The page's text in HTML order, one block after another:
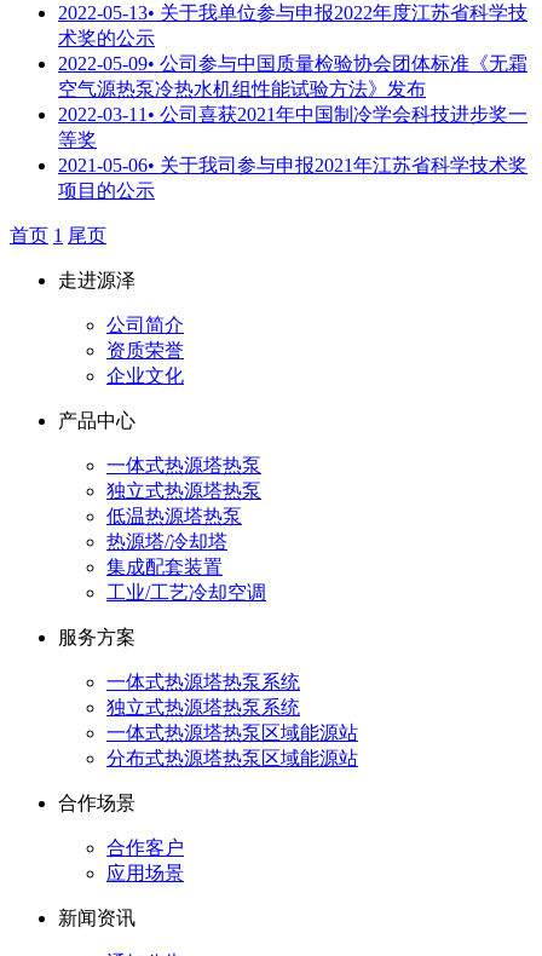
2022-05-13• 关于我单位参与申报2022年度江苏省科学技
术奖的公示
2022-05-09• 公司参与中国质量检验协会团体标准《无霜
空气源热泵冷热水机组性能试验方法》发布
2022-03-11 • 公司喜获2021年中国制冷学会科技进步奖一
等奖
2021-05-06• 关于我司参与申报2021年江苏省科学技术奖
项目的公示
首页 1 尾页
走进源泽
公司简介
资质荣誉
企业文化
产品中心
一体式热源塔热泵
独立式热源塔热泵
低温热源塔热泵
热源塔/冷却塔
集成配套装置
工业/工艺冷却空调
服务方案
一体式热源塔热泵系统
独立式热源塔热泵系统
一体式热源塔热泵区域能源站
分布式热源塔热泵区域能源站
合作场景
合作客户
应用场景
新闻资讯